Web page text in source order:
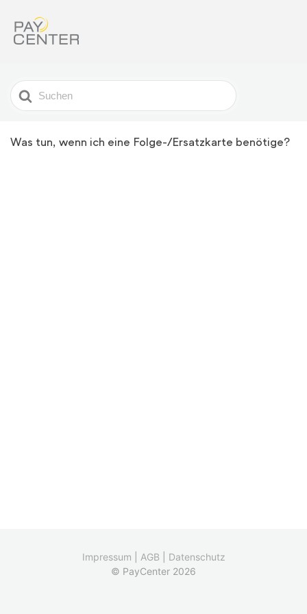
Search
For
Was tun, wenn ich eine Folge-/Ersatzkarte benötige?
Impressum AGB
Datenschutz
© PayCenter 2026